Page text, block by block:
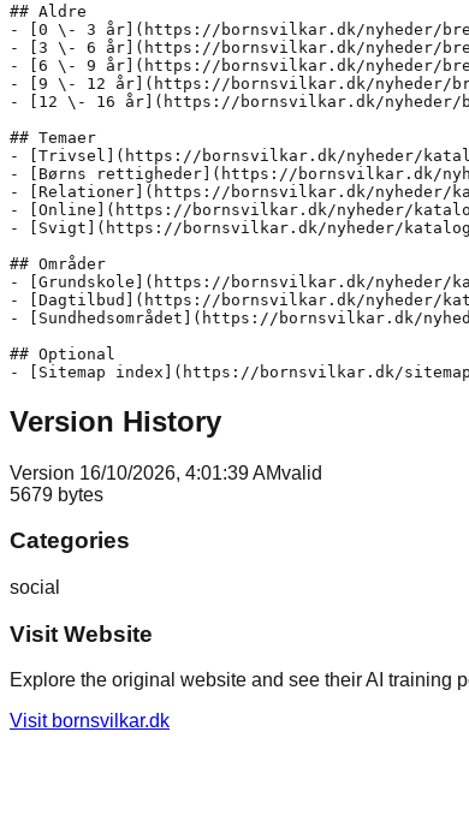
## Aldre
- [0 \- 3 år](https://bornsvilkar.dk/nyheder/
- [3 \- 6 år](https://bornsvilkar.dk/nyheder/
- [6 \- 9 år](https://bornsvilkar.dk/nyheder/
- [9 \- 12 år](https://bornsvilkar.dk/nyheder/
- [12 \- 16 år](https://bornsvilkar.dk/nyheder/
## Temaer
- [Trivsel](https://bornsvilkar.dk/nyheder/
- [Børns rettigheder](https://bornsvilkar.dk/
- [Relationer](https://bornsvilkar.dk/nyheder/
- [Online](https://bornsvilkar.dk/nyheder/
- [Svigt](https://bornsvilkar.dk/nyheder/
## Områder
- [Grundskole](https://bornsvilkar.dk/nyheder/
- [Dagtilbud](https://bornsvilkar.dk/nyheder/
- [Sundhedsområdet](https://bornsvilkar.dk/
## Optional
Version History
Version 16/10/2026, 4:01:39 AMvalid
5679 bytes
Categories
social
Visit Website
Explore the original website and see their AI training
Visit bornsvilkar.dk